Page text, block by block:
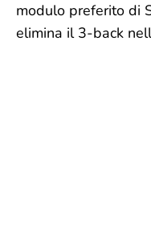
modulo preferito di
elimina il 3-back